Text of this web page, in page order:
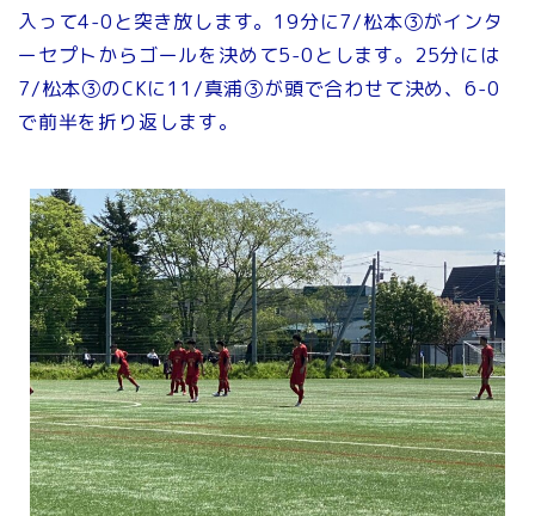
入って4-0と突き放します。19分に7/松本③がインタ
ーセプトからゴールを決めて5-0とします。25分には
7/松本③のCKに11/真浦③が頭で合わせて決め、6-0
で前半を折り返します。